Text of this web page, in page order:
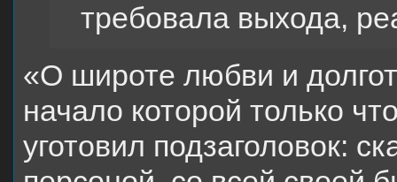
требовала выхода,
«О широте любви и
начало которой только
уготовил подзаголовок: